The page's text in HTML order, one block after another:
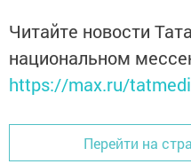
Читайте новости
национальном
https://max.ru/
Перейти на